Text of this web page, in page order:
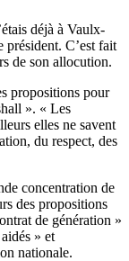
déjà à Vaulx-
président. C’est fait
de son allocution.
propositions pour
». « Les
elles ne savent
du respect, des
concentration de
des propositions
de génération »
» et
nationale.